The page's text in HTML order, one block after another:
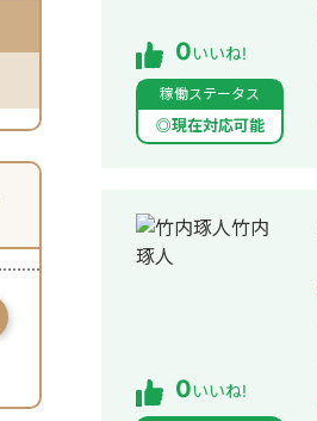
0いいね!
稼働ステータス
◎現在対応可能
0いいね!